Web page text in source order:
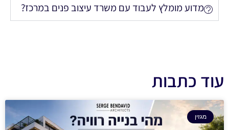
מדוע מומלץ לעבוד עם משרד עיצוב פנים במרכז?
עוד כתבות
מגזין